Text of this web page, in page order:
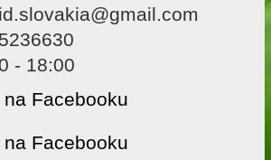
- 18:00
Facebooku
Facebooku